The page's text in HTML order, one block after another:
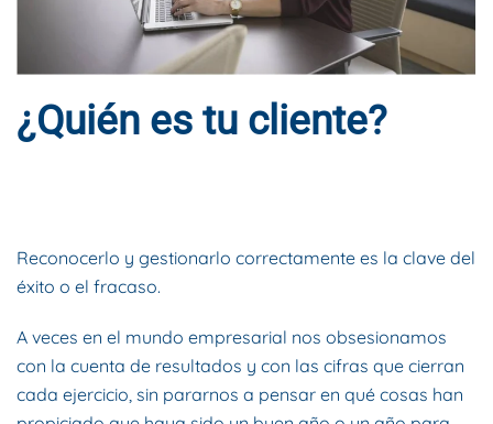
¿Quién es tu cliente?
Reconocerlo y gestionarlo correctamente es la clave del
éxito o el fracaso.
A veces en el mundo empresarial nos obsesionamos
con la cuenta de resultados y con las cifras que cierran
cada ejercicio, sin pararnos a pensar en qué cosas han